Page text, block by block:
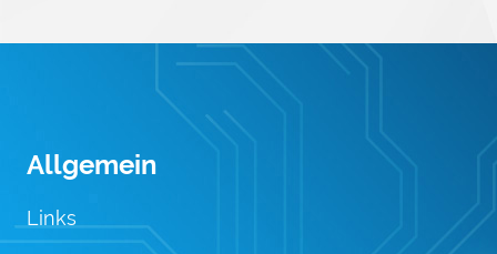
Allgemein
Links